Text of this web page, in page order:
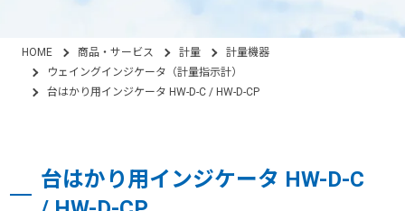
HOME 商品・サービス 計量
計量機器
ウェイングインジケータ（計量指示計）
台はかり用インジケータ HW-D-C / HW-D-CP
台はかり用インジケータ HW-D-C